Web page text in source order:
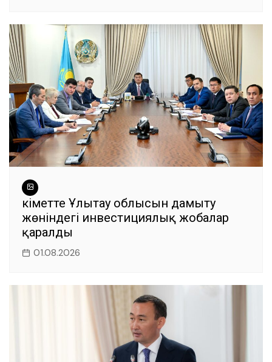
Үкіметте Ұлытау облысын дамыту
жөніндегі инвестициялық жобалар
қаралды
01.08.2026